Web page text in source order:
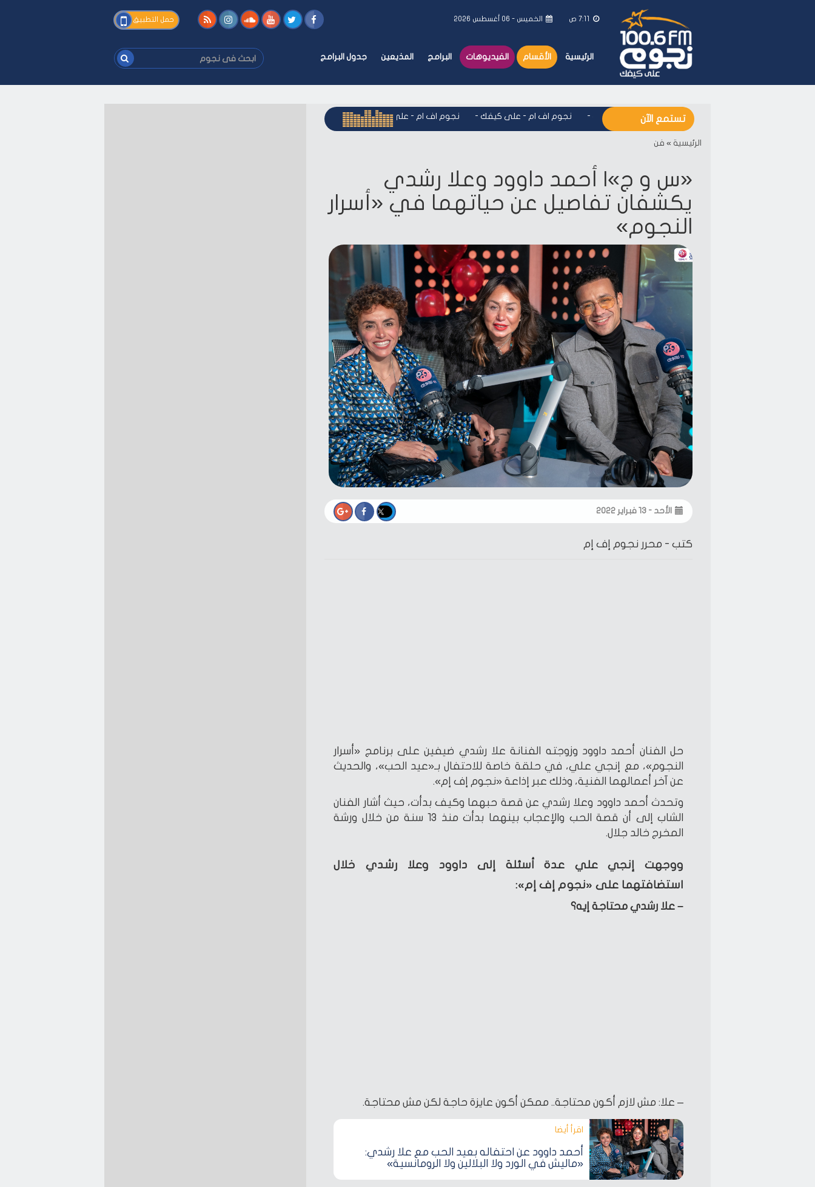
7:11 ص الخميس - ٠٦ أغسطس ٢٠٢٦ حمل التطبيق
الرئيسية الأقسام الفيديوهات البرامج المذيعين جدول البرامج
ابحث
فى
فى
تستمع الآن - نجوم اف ام - على كيفك -نجوم اف ام - على كيفك -نجوم اف ام - على كيفك نجوم اف ام - على كيفك
الرئيسية » فن
«س و ج»| أحمد داوود وعلا رشدي
يكشفان تفاصيل عن حياتهما في «أسرار
النجوم»
الأحد - ١٣ فبراير ٢٠٢٢
كتب - محرر نجوم إف إم
حل الفنان أحمد داوود وزوجته الفنانة علا رشدي ضيفين على برنامج «أسرار
النجوم»، مع إنجي علي، في حلقة خاصة للاحتفال بـ«عيد الحب»، والحديث
عن آخر أعمالهما الفنية، وذلك عبر إذاعة «نجوم إف إم».
وتحدث أحمد داوود وعلا رشدي عن قصة حبهما وكيف بدأت، حيث أشار الفنان
الشاب إلى أن قصة الحب والإعجاب بينهما بدأت منذ 13 سنة من خلال ورشة
المخرج خالد جلال.
ووجهت إنجي علي عدة أسئلة إلى داوود وعلا رشدي خلال
استضافتهما على «نجوم إف إم»:
– علا رشدي محتاجة إيه؟
– علا: مش لازم أكون محتاجة.. ممكن أكون عايزة حاجة لكن مش محتاجة.
اقرأ أيضا‎
أحمد داوود عن احتفاله بعيد الحب مع علا رشدي:
«ماليش في الورد ولا البلالين ولا الرومانسية»